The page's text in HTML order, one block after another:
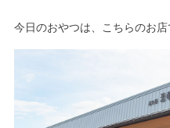
今日のおやつは、こちらのお店